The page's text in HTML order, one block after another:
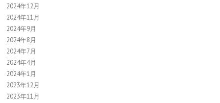
2024年12月
2024年11月
2024年9月
2024年8月
2024年7月
2024年4月
2024年1月
2023年12月
2023年11月